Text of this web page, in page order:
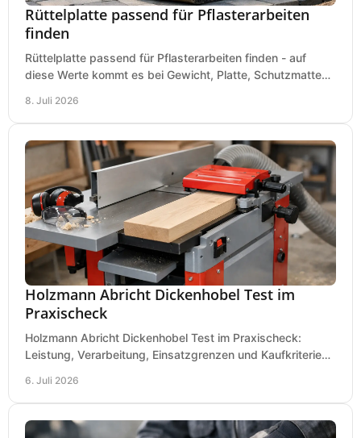
Rüttelplatte passend für Pflasterarbeiten
finden
Rüttelplatte passend für Pflasterarbeiten finden - auf
diese Werte kommt es bei Gewicht, Platte, Schutzmatte
8. Juli 2026
Holzmann Abricht Dickenhobel Test im
Praxischeck
Holzmann Abricht Dickenhobel Test im Praxischeck:
Leistung, Verarbeitung, Einsatzgrenzen und Kaufkriterien
6. Juli 2026